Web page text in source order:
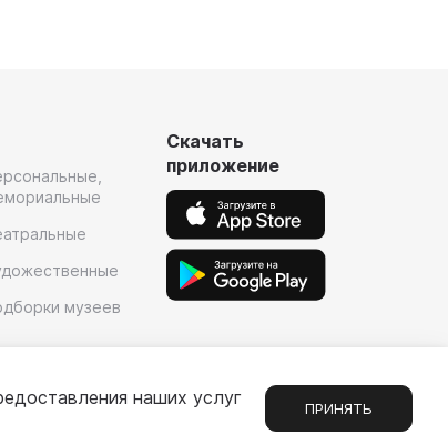
музеев
Скачать
приложение
наших услуг
ПРИНЯТЬ